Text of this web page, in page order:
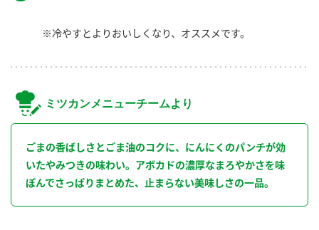
※冷やすとよりおいしくなり、オススメです。
ミツカンメニューチームより
ごまの香ばしさとごま油のコクに、にんにくのパンチが効
いたやみつきの味わい。アボカドの濃厚なまろやかさを味
ぽんでさっぱりまとめた、止まらない美味しさの一品。